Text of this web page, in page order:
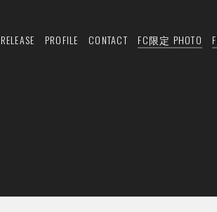
RELEASE PROFILE CONTACT FC限定 PHOTO